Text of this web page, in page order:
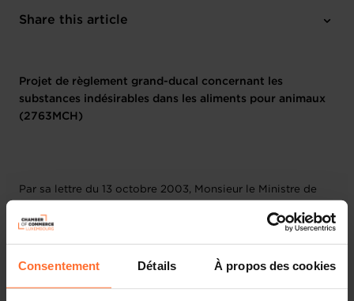
Consentement Détails À propos des cookies
1 project text
Share this article
Projet de règlement grand-ducal concernant les
substances indésirables dans les aliments pour animaux
(2763MCH)
Par sa lettre du 13 octobre 2003, Monsieur le Ministre de
bien voulu saisir la Chambre de Commerce pour avis du